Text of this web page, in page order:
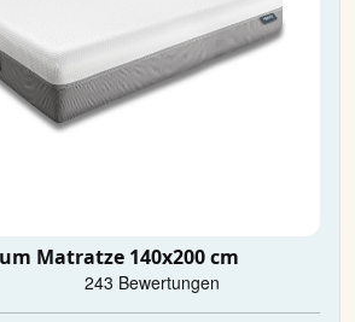
Matratze 140x200 cm